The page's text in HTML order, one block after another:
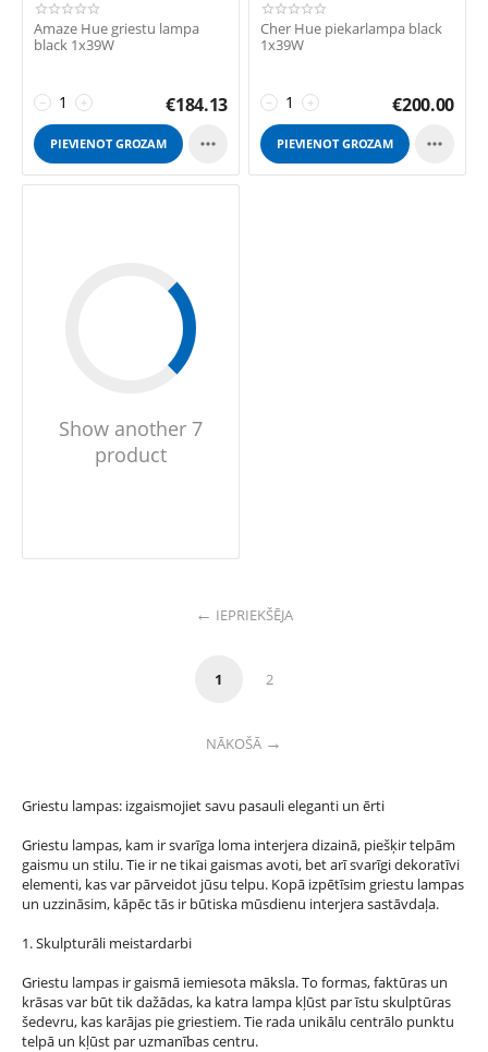
Amaze Hue griestu lampa
black 1x39W
+
− €184.13
PIEVIENOT GROZAM 
Cher Hue piekarlampa black
1x39W
+
− €200.00
PIEVIENOT GROZAM 
Show another 7
product
IEPRIEKŠĒJA
1 2
NĀKOŠĀ
Griestu lampas: izgaismojiet savu pasauli eleganti un ērti
Griestu lampas, kam ir svarīga loma interjera dizainā, piešķir telpām
gaismu un stilu. Tie ir ne tikai gaismas avoti, bet arī svarīgi dekoratīvi
elementi, kas var pārveidot jūsu telpu. Kopā izpētīsim griestu lampas
un uzzināsim, kāpēc tās ir būtiska mūsdienu interjera sastāvdaļa.
1. Skulpturāli meistardarbi
Griestu lampas ir gaismā iemiesota māksla. To formas, faktūras un
krāsas var būt tik dažādas, ka katra lampa kļūst par īstu skulptūras
šedevru, kas karājas pie griestiem. Tie rada unikālu centrālo punktu
telpā un kļūst par uzmanības centru.